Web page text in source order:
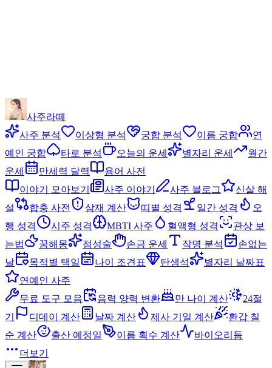
사주라떼
사주 분석
이상형 분석 궁합 분석 이름 궁합
연
예인 궁합
타로 분석 오늘의 운세 별자리 운세
월간
운세
만세력 달력
용어 사전
이야기 모아보기
사주 이야기 사주 블로그
신살 해
설
합충 사전 삼재 계산 띠별 성격 일간 성격
오
행 성격
시주 성격 MBTI 사주 혈액형 성격
관상 보
는법
꿈해몽 점성술 손금 운세 작명 분석
손없는
날
목적별 택일 나이 조견표 탄생석
별자리 날짜표
연예인 사주
무료 도구 모음
음력 양력 변환 만 나이 계산
24절
기
디데이 계산 날짜 계산 제사 기일 계산
환갑 칠
순 계산
출산 예정일 이름 획수 계산
바이오리듬
더보기